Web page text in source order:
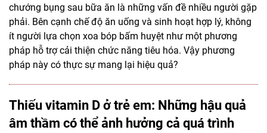
chướng bụng sau bữa ăn là những vấn đề nhiều người gặp
phải. Bên cạnh chế độ ăn uống và sinh hoạt hợp lý, không
ít người lựa chọn xoa bóp bấm huyệt như một phương
pháp hỗ trợ cải thiện chức năng tiêu hóa. Vậy phương
pháp này có thực sự mang lại hiệu quả?
Thiếu vitamin D ở trẻ em: Những hậu quả
âm thầm có thể ảnh hưởng cả quá trình